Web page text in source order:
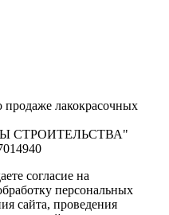
лакокрасочных
СТРОИТЕЛЬСТВА"
согласие на
персональных
сайта, проведения